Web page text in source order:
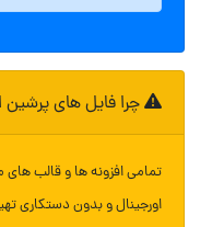
چرا فایل های
تمامی افزونه ها و قالب
اورجینال و بدون دستکاری